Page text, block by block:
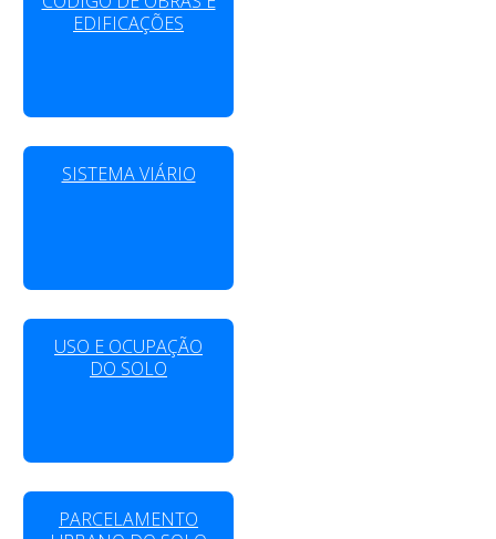
EDIFICAÇÕES
SISTEMA VIÁRIO
USO E OCUPAÇÃO
DO SOLO
PARCELAMENTO